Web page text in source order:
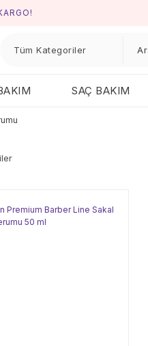
SAÇ BAKIM